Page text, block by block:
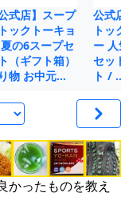
公式店】スープ
ックトーキョ
の6スープセ
（ギフト箱）
物 お中元…
公式
ト
ー
セッ
ト /
かったものを教え